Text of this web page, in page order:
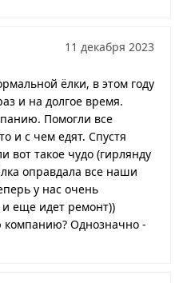
11 декабря 2023
ёлки, в этом году
и на долгое время.
Помогли все
и с чем едят. Спустя
вот такое чудо (гирлянду
оправдала все наши
у нас очень
еще идет ремонт))
Однозначно -